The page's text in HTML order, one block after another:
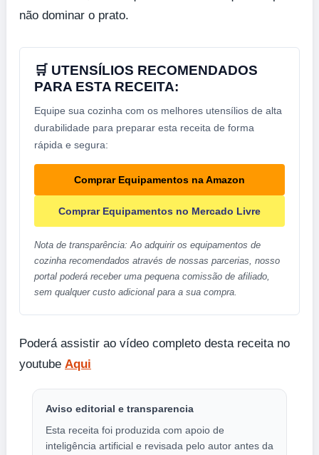
não dominar o prato.
🛒 UTENSÍLIOS RECOMENDADOS
PARA ESTA RECEITA:
Equipe sua cozinha com os melhores utensílios de alta
durabilidade para preparar esta receita de forma
rápida e segura:
Comprar Equipamentos na Amazon
Comprar Equipamentos no Mercado Livre
Nota de transparência: Ao adquirir os equipamentos de
cozinha recomendados através de nossas parcerias, nosso
portal poderá receber uma pequena comissão de afiliado,
sem qualquer custo adicional para a sua compra.
Poderá assistir ao vídeo completo desta receita no
youtube Aqui
Aviso editorial e transparencia
Esta receita foi produzida com apoio de
inteligência artificial e revisada pelo autor antes da